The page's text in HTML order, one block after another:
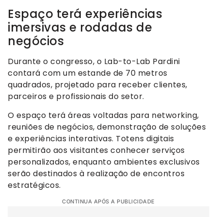
Espaço terá experiências
imersivas e rodadas de
negócios
Durante o congresso, o Lab-to-Lab Pardini
contará com um estande de 70 metros
quadrados, projetado para receber clientes,
parceiros e profissionais do setor.
O espaço terá áreas voltadas para networking,
reuniões de negócios, demonstração de soluções
e experiências interativas. Totens digitais
permitirão aos visitantes conhecer serviços
personalizados, enquanto ambientes exclusivos
serão destinados à realização de encontros
estratégicos.
CONTINUA APÓS A PUBLICIDADE